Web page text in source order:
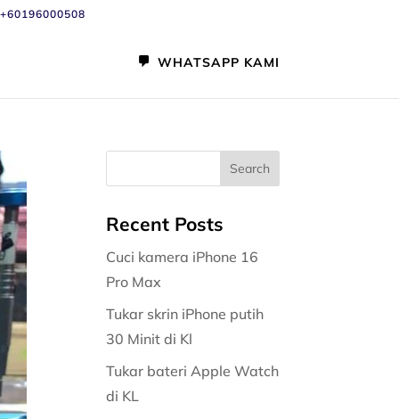
+60196000508
WHATSAPP KAMI
Recent Posts
Cuci kamera iPhone 16
Pro Max
Tukar skrin iPhone putih
30 Minit di Kl
Tukar bateri Apple Watch
di KL